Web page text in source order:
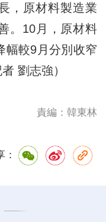
，原材料製造業
。10月，原材料
幅較9月分別收窄
劉志強）
責編：韓東林
：